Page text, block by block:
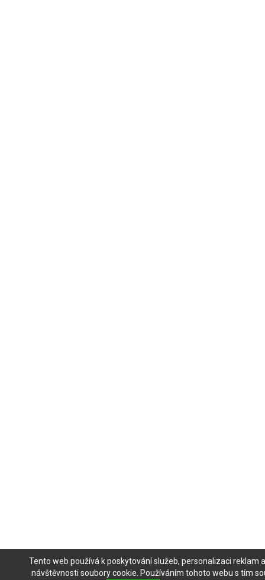
Tento web používá k poskytování služeb, personalizaci reklam
návštěvnosti soubory cookie. Používáním tohoto webu s tím